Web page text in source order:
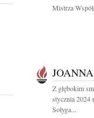
Mistrza
JOANNA
Z głębokim
stycznia 2024
Sołyga...